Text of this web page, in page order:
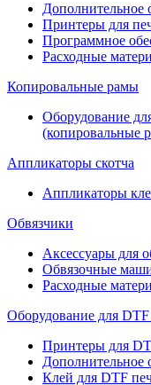
Дополнительное
Принтеры для
Программное
Расходные
Копировальные рамы
Оборудование
(копировальные
Аппликаторы скотча
Аппликаторы
Обвязчики
Аксессуары для
Обвязочные
Расходные
Оборудование для DTF
Принтеры для
Дополнительное
Клей для DTF